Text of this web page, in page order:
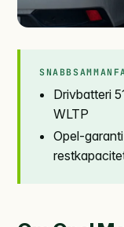
Drivbatteri
WLTP
Opel-